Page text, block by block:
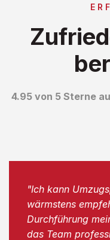
4.95 von 5 Sterne
"Ich kann
wärmstens
Durchführung
das Team